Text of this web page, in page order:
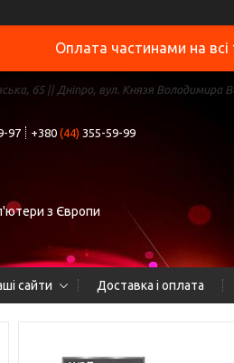
Оплата частинами на
65 || Дніпро, вул. Князя
97 +380 (44) 355-59-99
з Європи
сайти Доставка і оплата